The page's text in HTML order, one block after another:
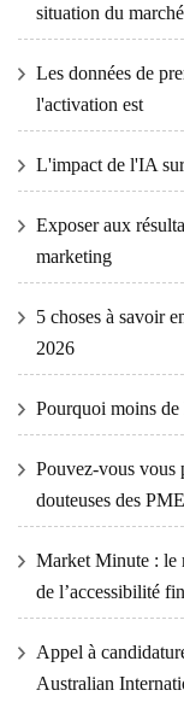
situation du
Les données de
l'activation est
L'impact de l'IA
Exposer aux
marketing
5 choses à savoir
2026
Pourquoi moins de
Pouvez-vous vous
douteuses des
Market Minute : le
de l’accessibilité
Appel à
Australian